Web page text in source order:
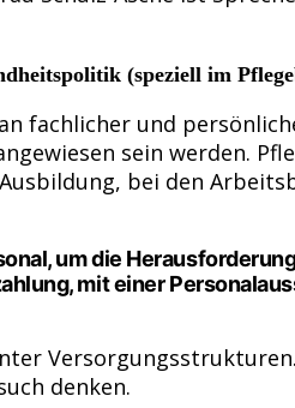
(speziell im
fachlicher und
sein werden.
bei den
um die
mit einer
denken.